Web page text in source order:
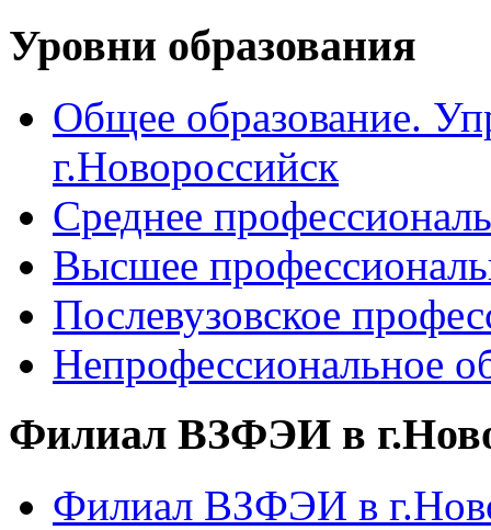
Уровни образования
Общее образование.
г.Новороссийск
Среднее
Высшее
Послевузовское
Непрофессиональное
Филиал ВЗФЭИ в
Филиал ВЗФЭИ в